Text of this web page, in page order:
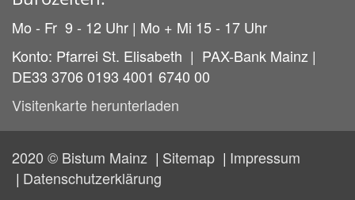
Mo - Fr 9 - 12 Uhr | Mo + Mi 15 - 17 Uhr
Konto: Pfarrei St. Elisabeth | PAX-Bank Mainz |
DE33 3706 0193 4001 6740 00
Visitenkarte herunterladen
2020 © Bistum Mainz Sitemap
Impressum
Datenschutzerklärung